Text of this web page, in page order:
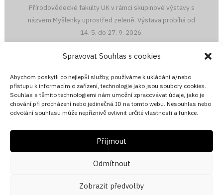
Spravovat Souhlas s cookies
Abychom poskytli co nejlepší služby, používáme k ukládání a/nebo
přístupu k informacím o zařízení, technologie jako jsou soubory cookies.
Souhlas s těmito technologiemi nám umožní zpracovávat údaje, jako je
chování při procházení nebo jedinečná ID na tomto webu. Nesouhlas nebo
odvolání souhlasu může nepříznivě ovlivnit určité vlastnosti a funkce.
Příjmout
Odmítnout
Zobrazit předvolby
Přírodovědecké fakulty UK v rámci skupinové výstavy s
názvem Myšlenky uprostřed zeleně. Výstava probíhá od
14. 5. do 27. 9. 2026.
Žofia Dubová vystavuje v Slovenském institutu ve Vídni v
priestor III. Vernisáž proběhne 10.6 v 18:30.
Matěj Hrbek vystavuje v Galerii Tosta v Holešově v rámci
skupinové výstavy s názvem VELKÉ JARO. Výstava potrvá
od 4. 4. do 16. 8.
© 2017-2026J°CEJKA GALLERY